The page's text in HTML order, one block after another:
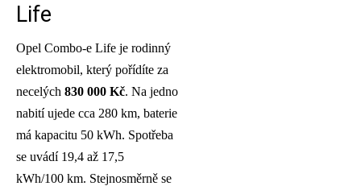
Life
Opel Combo-e Life je rodinný
elektromobil, který pořídíte za
necelých 830 000 Kč. Na jedno
nabití ujede cca 280 km, baterie
má kapacitu 50 kWh. Spotřeba
se uvádí 19,4 až 17,5
kWh/100 km. Stejnosměrně se